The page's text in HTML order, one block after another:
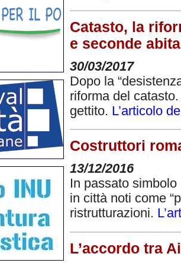
Catasto, la
e seconde
30/03/2017
Dopo la
riforma del
gettito. L’articolo
Costruttori
13/12/2016
In passato
in città noti come
ristrutturazioni.
L’accordo tra